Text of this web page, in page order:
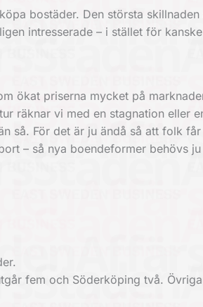
bostäder. Den största skillnaden
intresserade – i stället för
ökat priserna mycket på
räknar vi med en stagnation eller
så. För det är ju ändå så att folk får
– så nya boendeformer behövs ju
fem och Söderköping två.